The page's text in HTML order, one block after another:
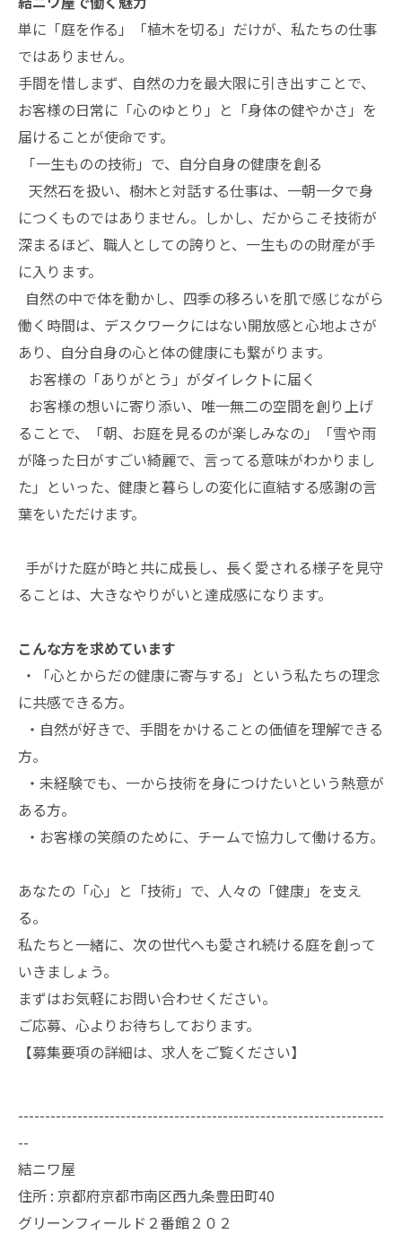
単に「庭を作る」「植木を切る」だけが、私たちの仕事
ではありません。
手間を惜しまず、自然の力を最大限に引き出すことで、
お客様の日常に「心のゆとり」と「身体の健やかさ」を
届けることが使命です。
「一生ものの技術」で、自分自身の健康を創る
天然石を扱い、樹木と対話する仕事は、一朝一夕で身
につくものではありません。しかし、だからこそ技術が
深まるほど、職人としての誇りと、一生ものの財産が手
に入ります。
自然の中で体を動かし、四季の移ろいを肌で感じながら
働く時間は、デスクワークにはない開放感と心地よさが
あり、自分自身の心と体の健康にも繋がります。
お客様の「ありがとう」がダイレクトに届く
お客様の想いに寄り添い、唯一無二の空間を創り上げ
ることで、「朝、お庭を見るのが楽しみなの」「雪や雨
が降った日がすごい綺麗で、言ってる意味がわかりまし
た」といった、健康と暮らしの変化に直結する感謝の言
葉をいただけます。
手がけた庭が時と共に成長し、長く愛される様子を見守
ることは、大きなやりがいと達成感になります。
こんな方を求めています
・「心とからだの健康に寄与する」という私たちの理念
に共感できる方。
・自然が好きで、手間をかけることの価値を理解できる
方。
・未経験でも、一から技術を身につけたいという熱意が
ある方。
・お客様の笑顔のために、チームで協力して働ける方。
あなたの「心」と「技術」で、人々の「健康」を支え
る。
私たちと一緒に、次の世代へも愛され続ける庭を創って
いきましょう。
まずはお気軽にお問い合わせください。
ご応募、心よりお待ちしております。
【募集要項の詳細は、求人をご覧ください】
--------------------------------------------------------------------
--
結ニワ屋
住所 : 京都府京都市南区西九条豊田町40
グリーンフィールド２番館２０２